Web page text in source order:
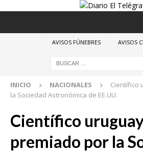
AVISOS FÚNEBRES AVISOS
INICIO NACIONALES
Científico
la Sociedad Astronómica de EE.UU.
Científico
premiado por la